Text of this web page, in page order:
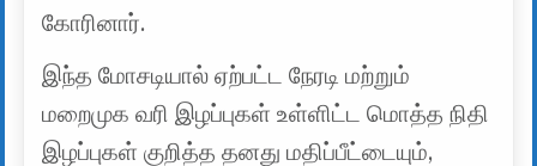
கோரினார்.
இந்த மோசடியால் ஏற்பட்ட நேரடி மற்றும்
மறைமுக வரி இழப்புகள் உள்ளிட்ட மொத்த நிதி
இழப்புகள் குறித்த தனது மதிப்பீட்டையும்,